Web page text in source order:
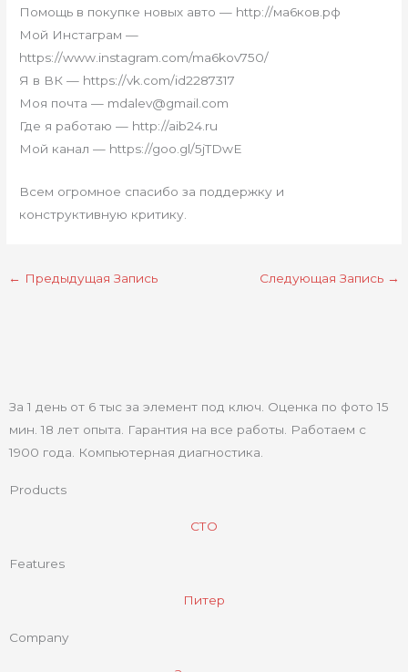
Помощь в покупке новых авто — http://ма6ков.рф
Мой Инстаграм —
https://www.instagram.com/ma6kov750/
Я в ВК — https://vk.com/id2287317
Моя почта — mdalev@gmail.com
Где я работаю — http://aib24.ru
Мой канал — https://goo.gl/5jTDwE
Всем огромное спасибо за поддержку и
конструктивную критику.
← Предыдущая Запись Следующая Запись →
За 1 день от 6 тыс за элемент под ключ. Оценка по фото 15
мин. 18 лет опыта. Гарантия на все работы. Работаем с
1900 года. Компьютерная диагностика.
Products
СТО
Features
Питер
Company